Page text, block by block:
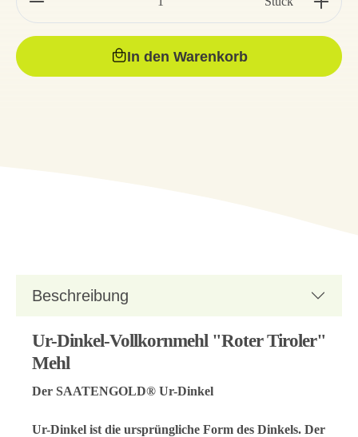
In den Warenkorb
Beschreibung
Ur-Dinkel-Vollkornmehl "Roter Tiroler"
Mehl
Der SAATENGOLD® Ur-Dinkel
Ur-Dinkel ist die ursprüngliche Form des Dinkels. Der